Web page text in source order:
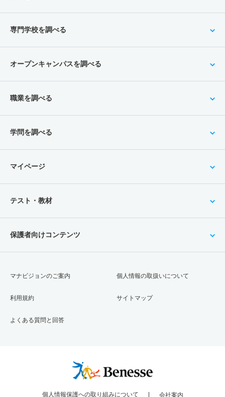
専門学校を調べる
オープンキャンパスを調べる
職業を調べる
学問を調べる
マイページ
テスト・教材
保護者向けコンテンツ
マナビジョンのご案内
利用規約
よくある質問と回答
個人情報の取扱いについて
サイトマップ
個人情報保護への取り組みについて 会社案内